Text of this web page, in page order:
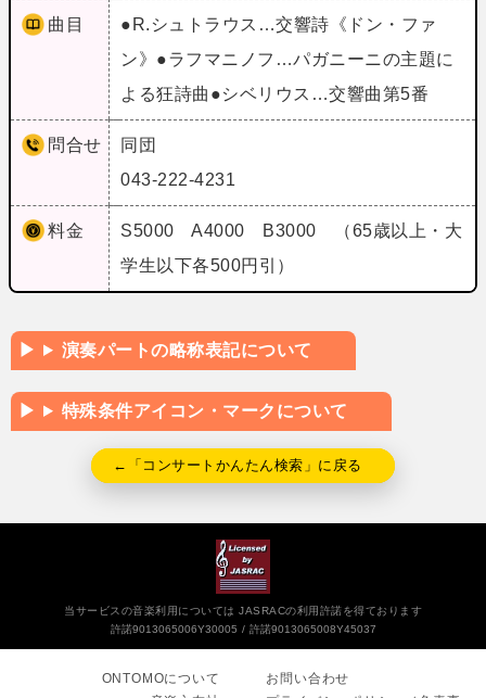
曲目
●R.シュトラウス…交響詩《ドン・ファ
ン》●ラフマニノフ…パガニーニの主題に
よる狂詩曲●シベリウス…交響曲第5番
問合せ
同団
043-222-4231
料金
S5000 A4000 B3000 （65歳以上・大
学生以下各500円引）
演奏パートの略称表記について
特殊条件アイコン・マークについて
←「コンサートかんたん検索」に戻る
当サービスの音楽利用については JASRACの利用許諾を得ております
許諾9013065006Y30005
許諾9013065008Y45037
ONTOMOについて
お問い合わせ